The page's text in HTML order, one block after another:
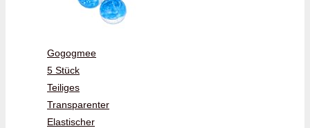
Gogogmee
5 Stück
Teiliges
Transparenter
Elastischer